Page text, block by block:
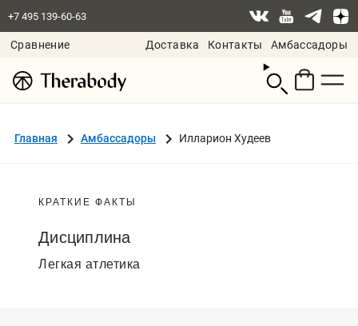
+7 495 139-60-63
Сравнение Доставка Контакты
Амбассадоры
Смотреть
корзину
Главная Амбассадоры Илларион Худеев
КРАТКИЕ ФАКТЫ
Дисциплина
Легкая атлетика